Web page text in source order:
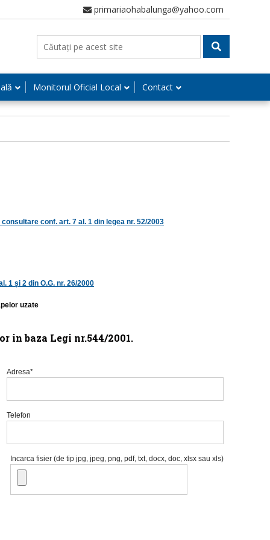
primariaohabalunga@yahoo.com
Monitorul Oficial Local Contact
conf. art. 7 al. 1 din legea nr. 52/2003
1 și 2 din O.G. nr. 26/2000
uzate
in baza Legi nr.544/2001.
Adresa*
Telefon
Incarca fisier (de tip jpg, jpeg, png, pdf, txt, docx, doc, xlsx sau xls)